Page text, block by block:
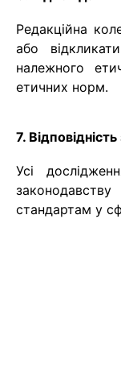
Редакційна
або
належного
етичних норм.
7.
Усі
стандартам у